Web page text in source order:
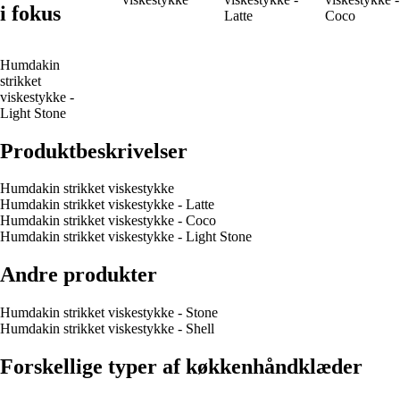
i fokus
Latte
Coco
Humdakin
strikket
viskestykke -
Light Stone
Produktbeskrivelser
Humdakin strikket viskestykke
Humdakin strikket viskestykke - Latte
Humdakin strikket viskestykke - Coco
Humdakin strikket viskestykke - Light Stone
Andre produkter
Humdakin strikket viskestykke - Stone
Humdakin strikket viskestykke - Shell
Forskellige typer af køkkenhåndklæder